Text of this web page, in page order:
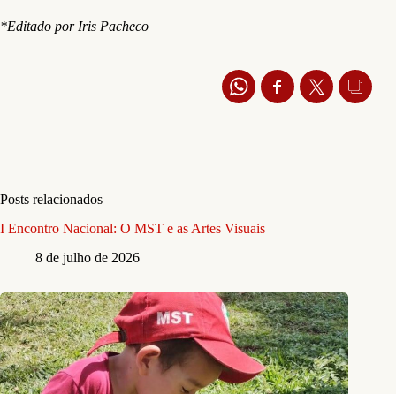
*Editado por Iris Pacheco
Posts relacionados
I Encontro Nacional: O MST e as Artes Visuais
8 de julho de 2026